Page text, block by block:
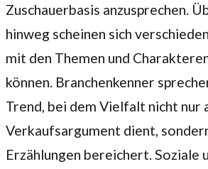
Zuschauerbasis anzusprechen.
hinweg scheinen sich
mit den Themen und
können. Branchenkenner
Trend, bei dem Vielfalt nicht nur
Verkaufsargument dient,
Erzählungen bereichert. Soziale